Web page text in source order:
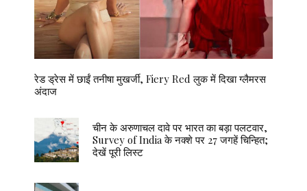
रेड ड्रेस में छाईं तनीषा मुखर्जी, Fiery Red लुक में दिखा ग्लैमरस
अंदाज
चीन के अरुणाचल दावे पर भारत का बड़ा पलटवार,
Survey of India के नक्शे पर 27 जगहें चिन्हित;
देखें पूरी लिस्ट